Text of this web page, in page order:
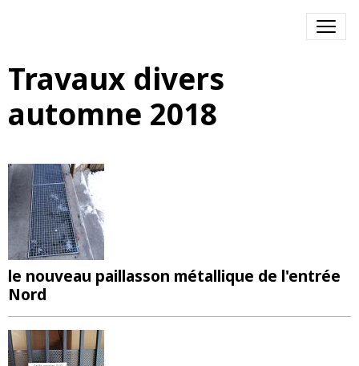
Travaux divers
automne 2018
le nouveau paillasson métallique de l'entrée
Nord